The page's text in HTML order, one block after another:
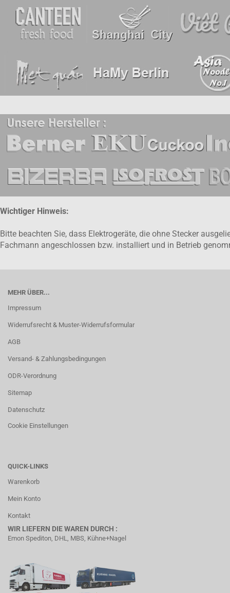
Wichtiger Hinweis:
Bitte beachten Sie, dass Elektrogeräte, die ohne Stecker
Fachmann angeschlossen bzw. installiert und in Betrieb
MEHR ÜBER...
Impressum
Widerrufsrecht & Muster-Widerrufsformular
AGB
Versand- & Zahlungsbedingungen
ODR-Verordnung
Sitemap
Datenschutz
Cookie Einstellungen
QUICK-LINKS
Warenkorb
Mein Konto
Kontakt
WIR LIEFERN DIE WAREN DURCH :
Emon Spediton, DHL, MBS, Kühne+Nagel